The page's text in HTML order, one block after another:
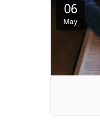
06
May